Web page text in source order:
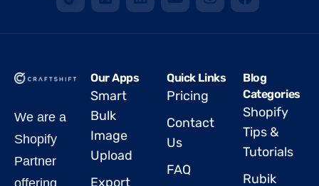
We are a
Shopify
Partner
offering
Our Apps
Smart
Bulk
Image
Upload
Export
Quick Links
Pricing
Contact
Us
FAQ
Blog
Categories
Shopify
Tips &
Tutorials
Rubik